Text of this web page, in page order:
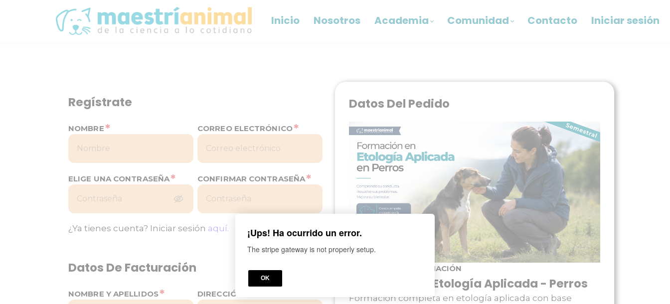
Inicio Nosotros Academia Comunidad Contacto Iniciar sesión
Regístrate
NOMBRE* CORREO ELECTRÓNICO*
ELIGE UNA CONTRASEÑA* CONFIRMAR CONTRASEÑA*
¿Ya tienes cuenta? Iniciar sesión aquí.
Datos De Facturación
NOMBRE Y APELLIDOS* DIRECCIÓN
Datos Del Pedido
PROGRAMA DE FORMACIÓN
Formación en Etología Aplicada - Perros
Formación completa en etología aplicada con base
¡Ups! Ha ocurrido un error.
The stripe gateway is not properly setup.
OK